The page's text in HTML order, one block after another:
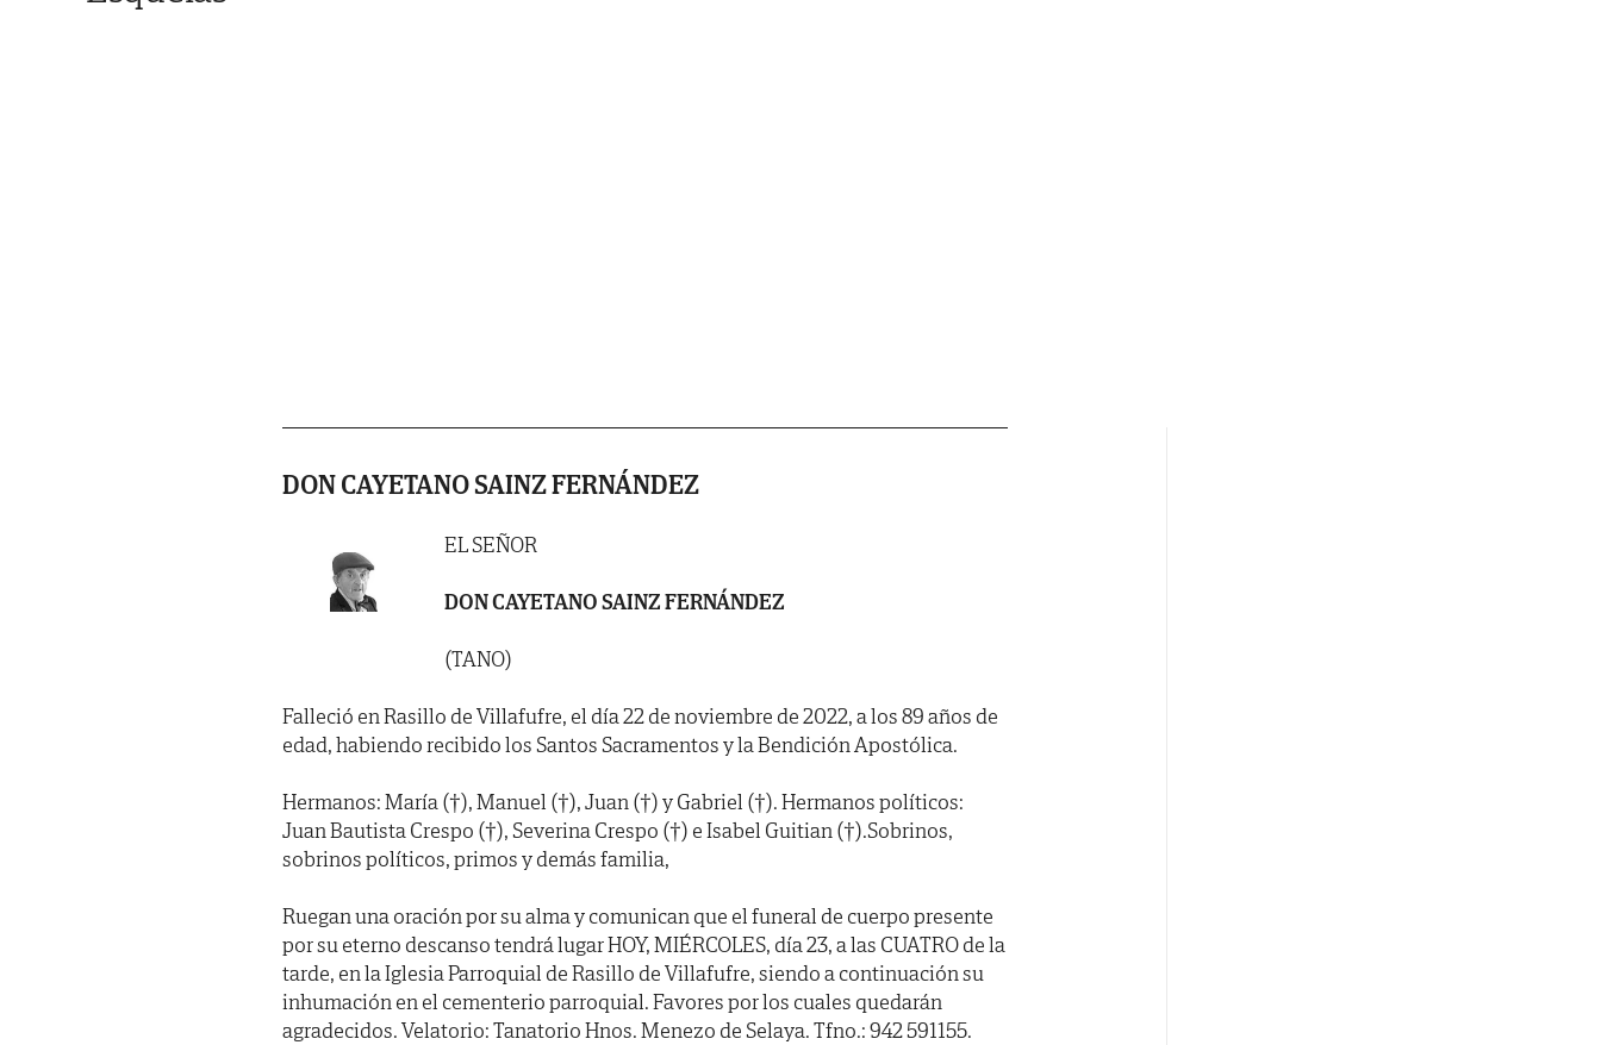
DON CAYETANO SAINZ FERNÁNDEZ
EL SEÑOR
DON CAYETANO SAINZ FERNÁNDEZ
(TANO)
Falleció en Rasillo de Villafufre, el día 22 de noviembre de 2022, a los 89 años de
edad, habiendo recibido los Santos Sacramentos y la Bendición Apostólica.
Hermanos: María (†), Manuel (†), Juan (†) y Gabriel (†). Hermanos políticos:
Juan Bautista Crespo (†), Severina Crespo (†) e Isabel Guitian (†).Sobrinos,
sobrinos políticos, primos y demás familia,
Ruegan una oración por su alma y comunican que el funeral de cuerpo presente
por su eterno descanso tendrá lugar HOY, MIÉRCOLES, día 23, a las CUATRO de la
tarde, en la Iglesia Parroquial de Rasillo de Villafufre, siendo a continuación su
inhumación en el cementerio parroquial. Favores por los cuales quedarán
agradecidos. Velatorio: Tanatorio Hnos. Menezo de Selaya. Tfno.: 942 591155.